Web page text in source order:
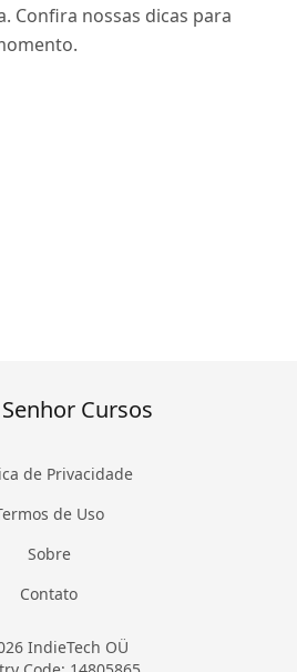
Confira nossas dicas para
Senhor Cursos
de Privacidade
de Uso
Sobre
Contato
IndieTech OÜ